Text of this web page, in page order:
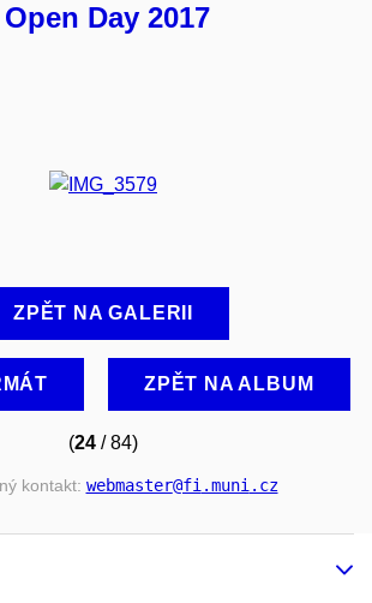
Day 2017
ZPĚT NA GALERII
ZPĚT NA ALBUM
(24 / 84)
kontakt: webmaster@fi.muni.cz